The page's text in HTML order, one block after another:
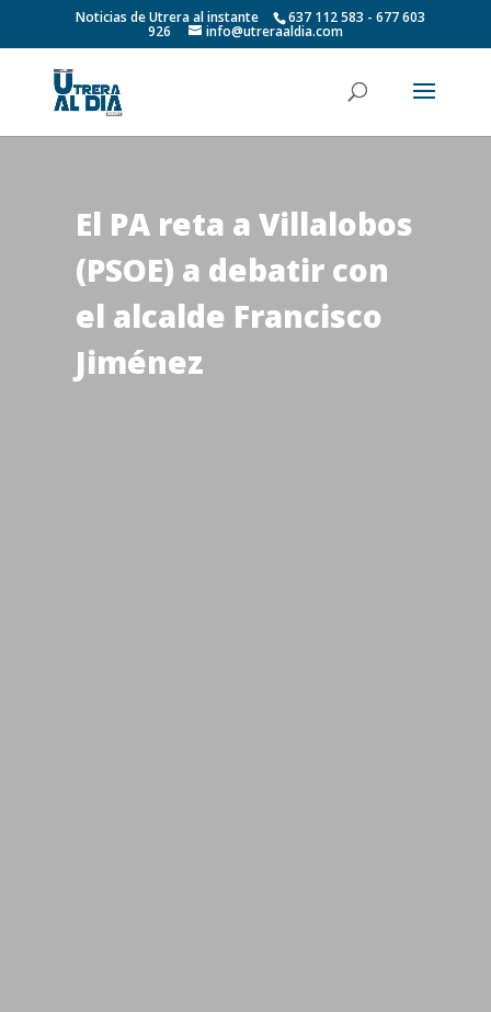
Noticias de Utrera al instante 637 112 583 - 677 603
926 info@utreraaldia.com
El PA reta a Villalobos
(PSOE) a debatir con
el alcalde Francisco
Jiménez